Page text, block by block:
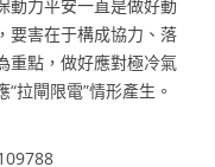
動力平安一直是做好動
要害在于構成協力、落
重點，做好應對極冷氣
拉閘限電”情形產生。